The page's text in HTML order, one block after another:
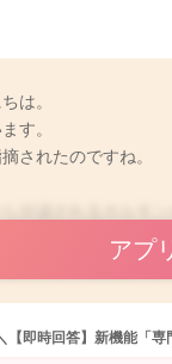
は。
す。
されたのですね。
とがあります。そ
たりすることもあり
くさんいらっしゃ
アプ
【即時回答】新機能「